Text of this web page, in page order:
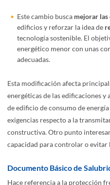
Este cambio busca mejorar
edificios y reforzar la idea de
tecnología sostenible. El
energético menor con unas
adecuadas.
Esta modificación afecta
energéticas de las edificaciones y
de edificio de consumo de
exigencias respecto a la
constructiva. Otro punto
capacidad para controlar o evitar
Documento Básico de
Hace referencia a la protección